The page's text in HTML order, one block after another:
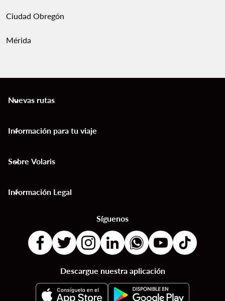
Ciudad Obregón
Mérida
Nuevas rutas
keyboard_arrow_down
Información para tu viaje
keyboard_arrow_down
Sobre Volaris
keyboard_arrow_down
Información Legal
keyboard_arrow_down
Síguenos
Descargue nuestra aplicación